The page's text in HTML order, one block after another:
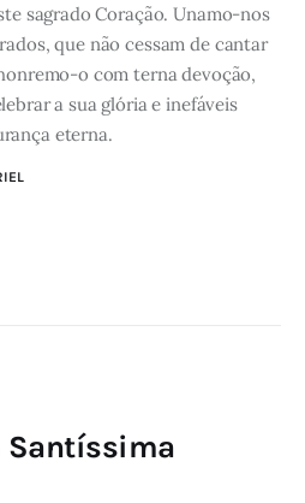
sagrado Coração. Unamo-nos
que não cessam de cantar
o com terna devoção,
a sua glória e inefáveis
eterna.
Santíssima